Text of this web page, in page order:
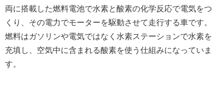
両に搭載した燃料電池で水素と酸素の化学反応で電気をつ
くり、その電力でモーターを駆動させて走行する車です。
燃料はガソリンや電気ではなく水素ステーションで水素を
充填し、空気中に含まれる酸素を使う仕組みになっていま
す。